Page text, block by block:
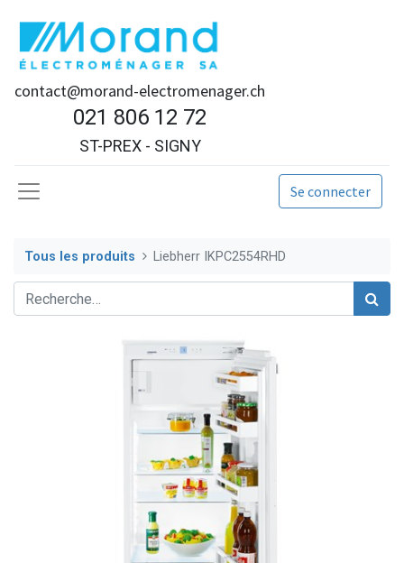
contact@morand-electromenager.ch
021 806 12 72
ST-PREX - SIGNY
Se connecter
Tous les produits Liebherr IKPC2554RHD